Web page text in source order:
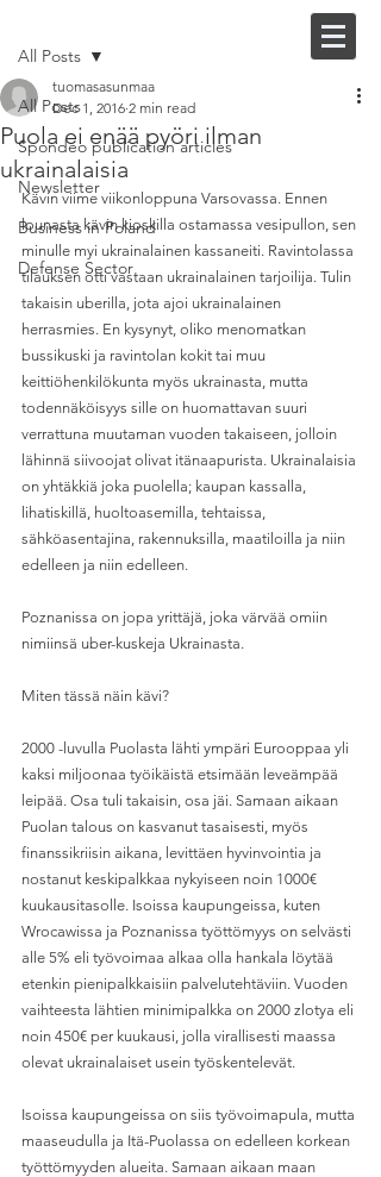
All Posts
Spondeo publication articles
Newsletter
Business in Poland
Defense Sector
All Posts
Puola ei enää pyöri ilman
ukrainalaisia
tuomasasunmaa
Dec 1, 2016 2 min read
Kävin viime viikonloppuna Varsovassa. Ennen
lounasta kävin kioskilla ostamassa vesipullon, sen
minulle myi ukrainalainen kassaneiti. Ravintolassa
tilauksen otti vastaan ukrainalainen tarjoilija. Tulin
takaisin uberilla, jota ajoi ukrainalainen
herrasmies. En kysynyt, oliko menomatkan
bussikuski ja ravintolan kokit tai muu
keittiöhenkilökunta myös ukrainasta, mutta
todennäköisyys sille on huomattavan suuri
verrattuna muutaman vuoden takaiseen, jolloin
lähinnä siivoojat olivat itänaapurista. Ukrainalaisia
on yhtäkkiä joka puolella; kaupan kassalla,
lihatiskillä, huoltoasemilla, tehtaissa,
sähköasentajina, rakennuksilla, maatiloilla ja niin
edelleen ja niin edelleen.
Poznanissa on jopa yrittäjä, joka värvää omiin
nimiinsä uber-kuskeja Ukrainasta.
Miten tässä näin kävi?
2000 -luvulla Puolasta lähti ympäri Eurooppaa yli
kaksi miljoonaa työikäistä etsimään leveämpää
leipää. Osa tuli takaisin, osa jäi. Samaan aikaan
Puolan talous on kasvanut tasaisesti, myös
finanssikriisin aikana, levittäen hyvinvointia ja
nostanut keskipalkkaa nykyiseen noin 1000€
kuukausitasolle. Isoissa kaupungeissa, kuten
Wrocawissa ja Poznanissa työttömyys on selvästi
alle 5% eli työvoimaa alkaa olla hankala löytää
etenkin pienipalkkaisiin palvelutehtäviin. Vuoden
vaihteesta lähtien minimipalkka on 2000 zlotya eli
noin 450€ per kuukausi, jolla virallisesti maassa
olevat ukrainalaiset usein työskentelevät.
Isoissa kaupungeissa on siis työvoimapula, mutta
maaseudulla ja Itä-Puolassa on edelleen korkean
työttömyyden alueita. Samaan aikaan maan